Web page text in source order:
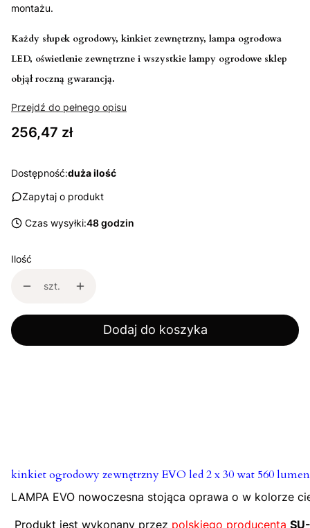
montażu.
Każdy słupek ogrodowy, kinkiet zewnętrzny, lampa ogrodowa
LED, oświetlenie zewnętrzne i wszystkie lampy ogrodowe sklep
objął roczną gwarancją.
Przejdź do pełnego opisu
Cena
256,47 zł
Dostępność:duża ilość
Zapytaj o produkt
Czas wysyłki:48 godzin
Ilość
szt.
Dodaj do koszyka
kinkiet ogrodowy zewnętrzny EVO led 2 x 30 wat 560
LAMPA EVO nowoczesna stojąca oprawa o w kolorze
Produkt jest wykonany przez polskiego producenta